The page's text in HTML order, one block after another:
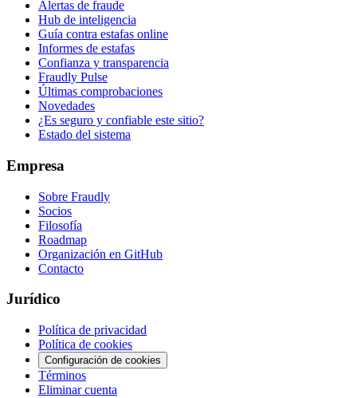
Alertas de fraude
Hub de inteligencia
Guía contra estafas online
Informes de estafas
Confianza y transparencia
Fraudly Pulse
Últimas comprobaciones
Novedades
¿Es seguro y confiable este sitio?
Estado del sistema
Empresa
Sobre Fraudly
Socios
Filosofía
Roadmap
Organización en GitHub
Contacto
Jurídico
Política de privacidad
Política de cookies
Configuración de cookies
Términos
Eliminar cuenta